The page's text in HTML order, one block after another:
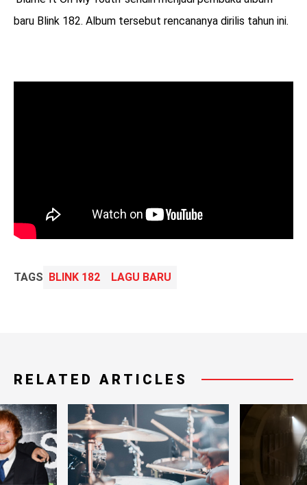
baru Blink 182. Album tersebut rencananya dirilis tahun ini.
TAGS BLINK 182 LAGU BARU
RELATED ARTICLES